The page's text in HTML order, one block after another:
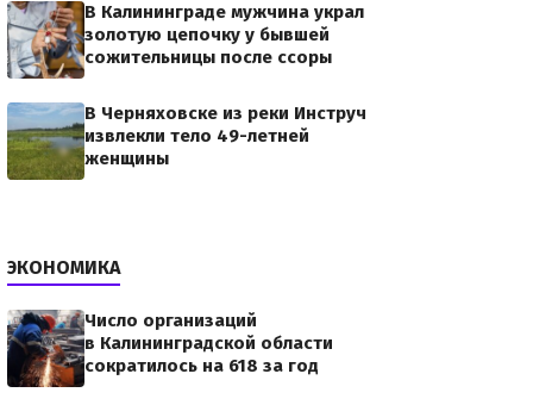
В Калининграде мужчина украл
золотую цепочку у бывшей
сожительницы после ссоры
В Черняховске из реки Инструч
извлекли тело 49-летней
женщины
ЭКОНОМИКА
Число организаций
в Калининградской области
сократилось на 618 за год